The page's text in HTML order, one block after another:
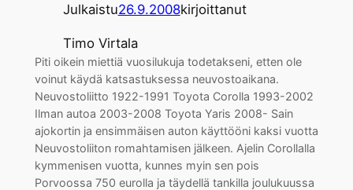
Julkaistu26.9.2008kirjoittanut
Timo Virtala
Piti oikein miettiä vuosilukuja todetakseni, etten ole
voinut käydä katsastuksessa neuvostoaikana.
Neuvostoliitto 1922-1991 Toyota Corolla 1993-2002
Ilman autoa 2003-2008 Toyota Yaris 2008- Sain
ajokortin ja ensimmäisen auton käyttööni kaksi vuotta
Neuvostoliiton romahtamisen jälkeen. Ajelin Corollalla
kymmenisen vuotta, kunnes myin sen pois
Porvoossa 750 eurolla ja täydellä tankilla joulukuussa